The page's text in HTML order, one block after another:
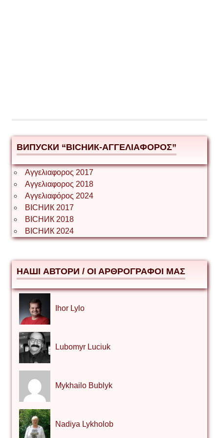
ВИПУСКИ “ВІСНИК-ΑΓΓΕΛΙΑΦΟΡΟΣ”
Αγγελιαφορος 2017
Αγγελιαφορος 2018
Αγγελιαφόρος 2024
ВІСНИК 2017
ВІСНИК 2018
ВІСНИК 2024
НАШІ АВТОРИ / ΟΙ ΑΡΘΡΟΓΡΑΦΟΙ ΜΑΣ
Ihor Lylo
Lubomyr Luciuk
Mykhailo Bublyk
Nadiya Lykholob